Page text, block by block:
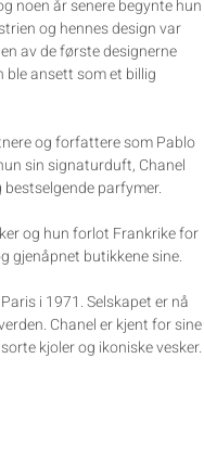
noen år senere begynte hun
og hennes design var
av de første designerne
ble ansett som et billig
og forfattere som Pablo
sin signaturduft, Chanel
parfymer.
og hun forlot Frankrike for
gjenåpnet butikkene sine.
i 1971. Selskapet er nå
Chanel er kjent for sine
kjoler og ikoniske vesker.